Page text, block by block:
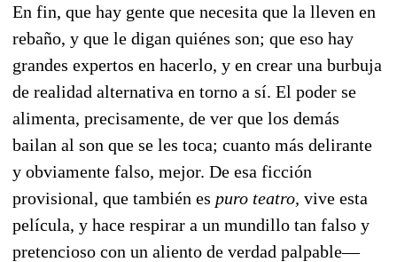
En fin, que hay gente que necesita que la lleven en
rebaño, y que le digan quiénes son; que eso hay
grandes expertos en hacerlo, y en crear una burbuja
de realidad alternativa en torno a sí. El poder se
alimenta, precisamente, de ver que los demás
bailan al son que se les toca; cuanto más delirante
y obviamente falso, mejor. De esa ficción
provisional, que también es puro teatro, vive esta
película, y hace respirar a un mundillo tan falso y
pretencioso con un aliento de verdad palpable—